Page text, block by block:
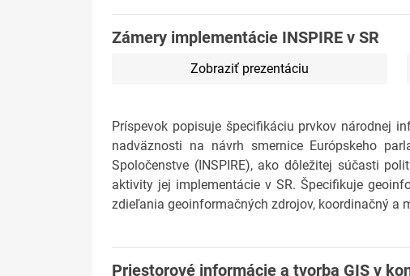
Zámery implementácie INSPIRE v SR
Zobraziť prezentáciu
Príspevok popisuje špecifikáciu prvkov národnej
nadväznosti na návrh smernice Európskeho
Spoločenstve (INSPIRE), ako dôležitej súčasti
aktivity jej implementácie v SR. Špecifikuje
zdieľania geoinformačných zdrojov, koordinačný a
Priestorové informácie a tvorba GIS v